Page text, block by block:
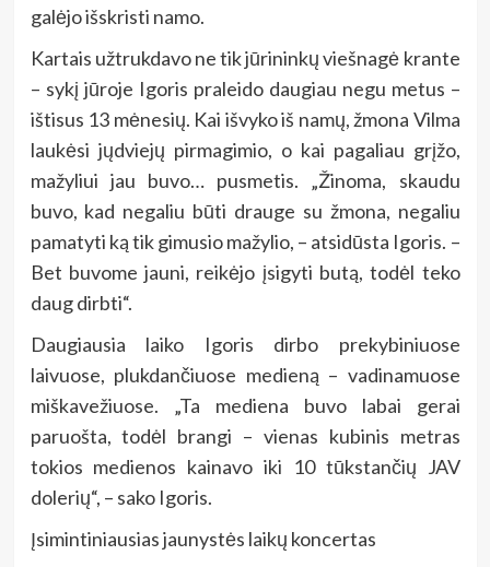
galėjo išskristi namo.
Kartais užtrukdavo ne tik jūrininkų viešnagė krante
– sykį jūroje Igoris praleido daugiau negu metus –
ištisus 13 mėnesių. Kai išvyko iš namų, žmona Vilma
laukėsi jųdviejų pirmagimio, o kai pagaliau grįžo,
mažyliui jau buvo… pusmetis. „Žinoma, skaudu
buvo, kad negaliu būti drauge su žmona, negaliu
pamatyti ką tik gimusio mažylio, – atsidūsta Igoris. –
Bet buvome jauni, reikėjo įsigyti butą, todėl teko
daug dirbti“.
Daugiausia laiko Igoris dirbo prekybiniuose
laivuose, plukdančiuose medieną – vadinamuose
miškavežiuose. „Ta mediena buvo labai gerai
paruošta, todėl brangi – vienas kubinis metras
tokios medienos kainavo iki 10 tūkstančių JAV
dolerių“, – sako Igoris.
Įsimintiniausias jaunystės laikų koncertas